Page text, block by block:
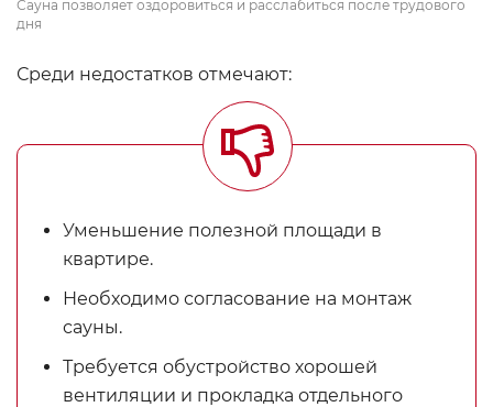
Сауна позволяет оздоровиться и расслабиться после трудового
дня
Среди недостатков отмечают:
Уменьшение полезной площади в
квартире.
Необходимо согласование на монтаж
сауны.
Требуется обустройство хорошей
вентиляции и прокладка отдельного